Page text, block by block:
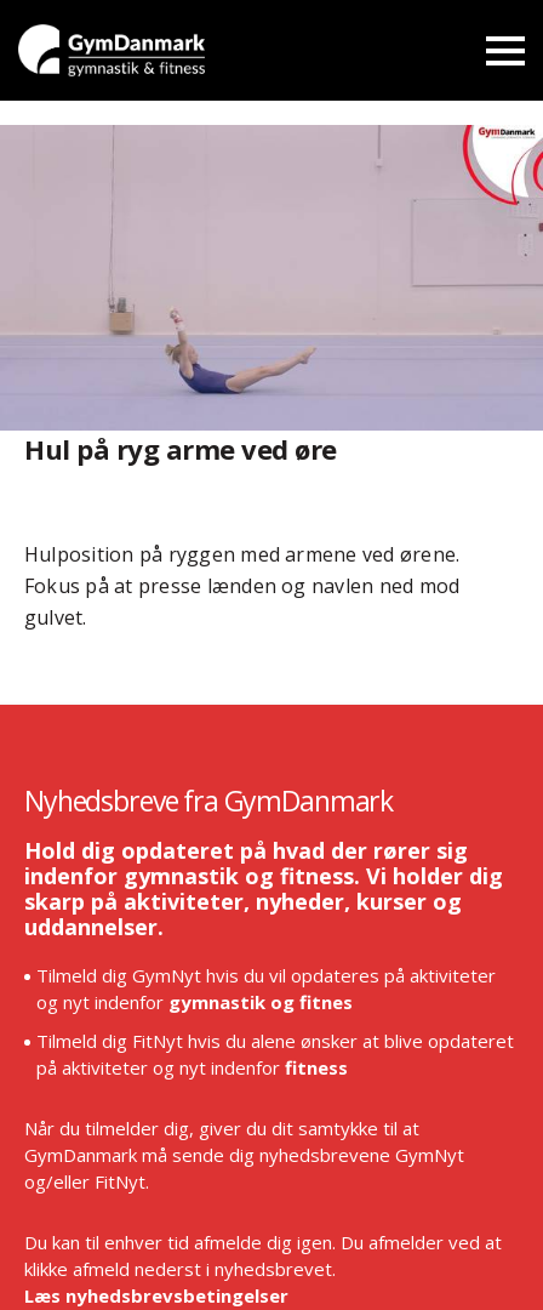
Hul på ryg arme ved øre
Hulposition på ryggen med armene ved ørene.
Fokus på at presse lænden og navlen ned mod
gulvet.
Nyhedsbreve fra GymDanmark
Hold dig opdateret på hvad der rører sig
indenfor gymnastik og fitness. Vi holder dig
skarp på aktiviteter, nyheder, kurser og
uddannelser.
Tilmeld dig GymNyt hvis du vil opdateres på aktiviteter
og nyt indenfor gymnastik og fitnes
Tilmeld dig FitNyt hvis du alene ønsker at blive opdateret
på aktiviteter og nyt indenfor fitness
Når du tilmelder dig, giver du dit samtykke til at
GymDanmark må sende dig nyhedsbrevene GymNyt
og/eller FitNyt.
Du kan til enhver tid afmelde dig igen. Du afmelder ved at
klikke afmeld nederst i nyhedsbrevet.
Læs nyhedsbrevsbetingelser